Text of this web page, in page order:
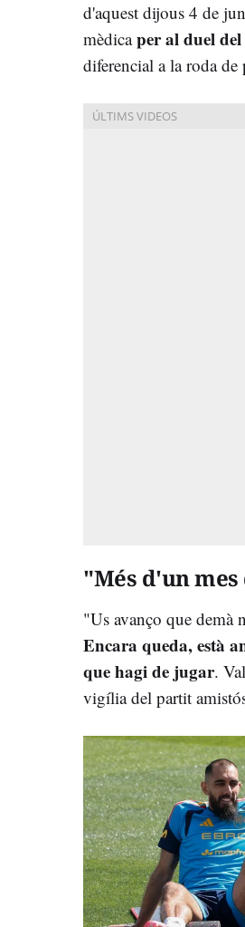
d'aquest dijous 4 de
mèdicaper al duel
diferencial a la roda de
"Més d'un
"Us avanço que demà
Encara queda, està
que hagi de jugar.
vigília del partit